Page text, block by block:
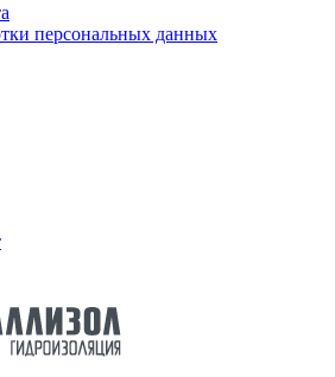
персональных данных